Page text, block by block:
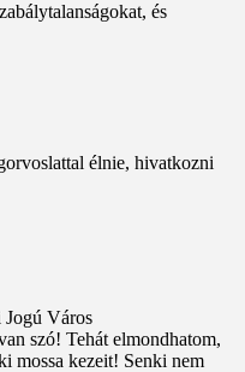
és
élnie, hivatkozni
Város
szó! Tehát elmondhatom,
mossa kezeit! Senki nem